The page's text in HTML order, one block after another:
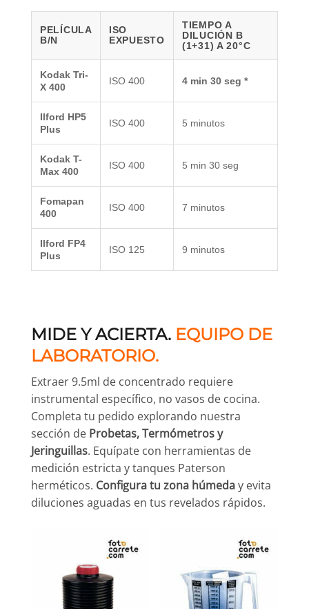
PELÍCULA
B/N
ISO
EXPUESTO
TIEMPO A
DILUCIÓN B
(1+31) A 20°C
Kodak Tri-
X 400
ISO 400 4 min 30 seg *
Ilford HP5
Plus
ISO 400 5 minutos
Kodak T-
Max 400
ISO 400 5 min 30 seg
Fomapan
400
ISO 400 7 minutos
Ilford FP4
Plus
ISO 125 9 minutos
MIDE Y ACIERTA. EQUIPO DE
LABORATORIO.
Extraer 9.5ml de concentrado requiere
instrumental específico, no vasos de cocina.
Completa tu pedido explorando nuestra
sección de Probetas, Termómetros y
Jeringuillas. Equípate con herramientas de
medición estricta y tanques Paterson
herméticos. Configura tu zona húmeday evita
diluciones aguadas en tus revelados rápidos.